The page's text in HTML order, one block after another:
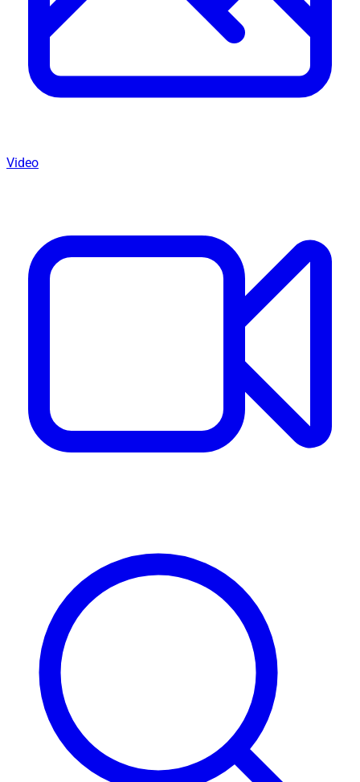
Video